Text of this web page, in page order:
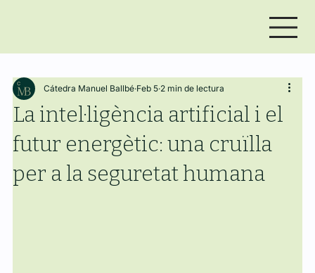
La intel·ligència artificial i el
futur energètic: una cruïlla
per a la seguretat humana
Cátedra Manuel Ballbé Feb 5 2 min de lectura